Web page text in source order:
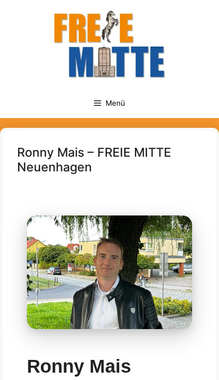
Menü
Ronny Mais – FREIE MITTE
Neuenhagen
Ronny Mais